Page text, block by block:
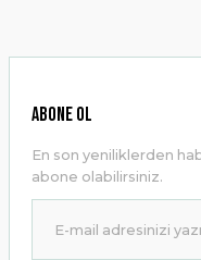
Ürün resmi kalitesiz,
Ürün bilgilerinde
Ürün fiyatı diğer
Bu ürüne benzer farklı
ABONE OL
En son yeniliklerden
abone olabilirsiniz.